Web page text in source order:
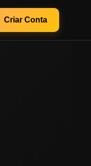
Criar Conta